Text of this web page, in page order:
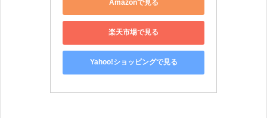
Amazonで見る
楽天市場で見る
Yahoo!ショッピングで見る